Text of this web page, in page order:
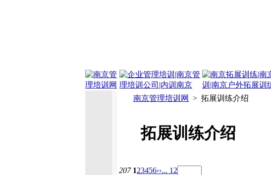
南京管理培训网 > 拓展训练介绍
拓展训练介绍
207 123456››... 12